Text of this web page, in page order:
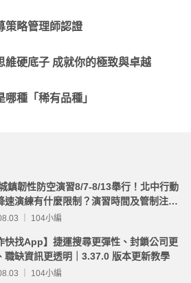
策略管理師認證
維硬底子 成就你的極致與卓越
種「稀有品種」
鎮韌性防空演習8/7-8/13舉行！北中行動
速演練有什麼限制？演習時間及管制注意
理 ｜ 104小編
快找App】捷運搜尋更彈性、封鎖公司更
職缺資訊更透明｜3.37.0 版本更新教學
｜ 104小編